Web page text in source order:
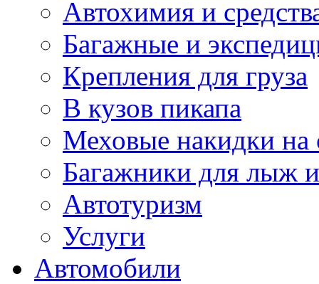
Автохимия и
Багажные и
Крепления для груза
В кузов пикапа
Меховые накидки на
Багажники для лыж
Автотуризм
Услуги
Автомобили